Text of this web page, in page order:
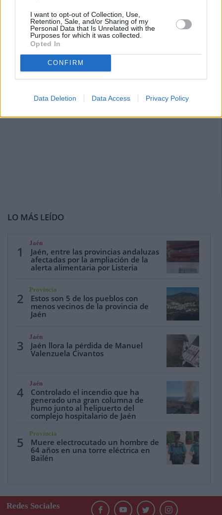
I want to opt-out of Collection, Use,
Retention, Sale, and/or Sharing of my
Personal Data that Is Unrelated with the
Purposes for which it was collected.
Opted In
CONFIRM
Data Deletion Data Access Privacy Policy
LO MÁS LEÍDO
1
Jaén
Jaén, entre las provincias andaluzas
afectadas por la ampliación de la
alerta alimentaria por Listeria
2
Provincia
Estos son 5 de los pueblos con
menos vecinos de la provincia de
Jaén
3
Jaén
Jaén llora la pérdida de Manuel
Valenzuela Civantos
4
Jaén
Controlado el incendio que ha
generado una gran columna de
humo junto al helipuerto del
complejo hospitalario de Jaén
5
Provincia
Muere electrocutado un hombre de
64 años en una torre eléctrica en
Bailén
Redes Sociales